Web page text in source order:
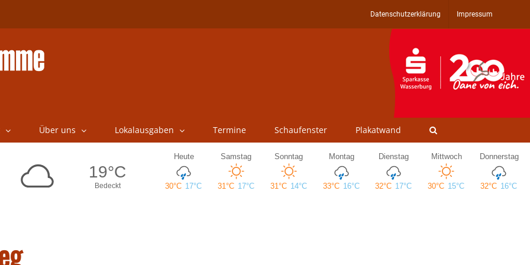
Datenschutzerklärung Impressum
Über uns Lokalausgaben Termine Schaufenster Plakatwand